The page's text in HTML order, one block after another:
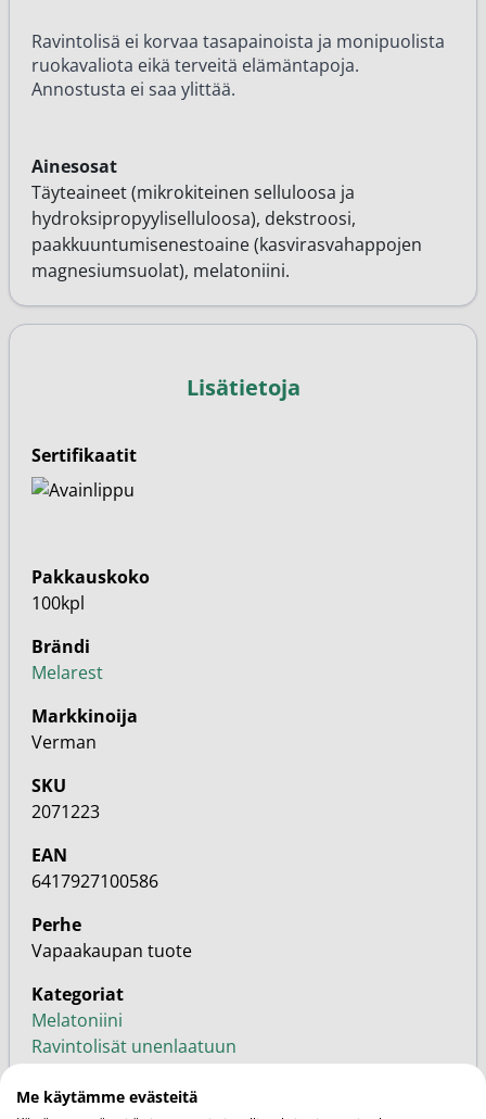
Ravintolisä ei korvaa tasapainoista ja monipuolista
ruokavaliota eikä terveitä elämäntapoja.
Annostusta ei saa ylittää.
Ainesosat
Täyteaineet (mikrokiteinen selluloosa ja
hydroksipropyyliselluloosa), dekstroosi,
paakkuuntumisenestoaine (kasvirasvahappojen
magnesiumsuolat), melatoniini.
Lisätietoja
Sertifikaatit
Pakkauskoko
100kpl
Brändi
Melarest
Markkinoija
Verman
SKU
2071223
EAN
6417927100586
Perhe
Vapaakaupan tuote
Kategoriat
Melatoniini
Ravintolisät unenlaatuun
Melatoniini
Me käytämme evästeitä